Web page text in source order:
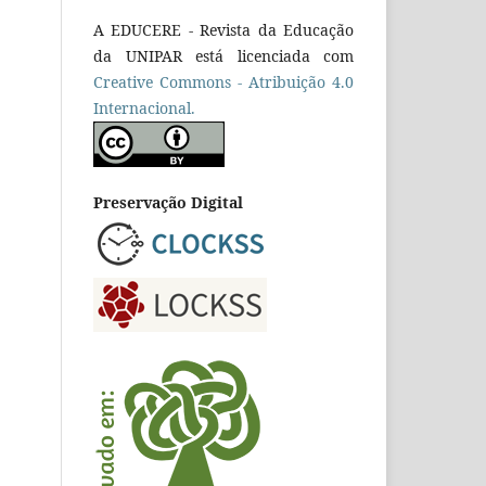
A EDUCERE - Revista da Educação
da UNIPAR está licenciada com
Creative Commons - Atribuição 4.0
Internacional.
Preservação Digital